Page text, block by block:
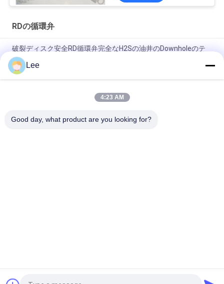
RDの循環弁
破裂ディスク安全RD循環弁完全なH2Sの油井のDownholeのテ
スト
破裂ディスクRD循環弁の合金鋼のドリル茎のテスト ツール
開いた穴の内部圧力は健康なテストのための循環弁を作動させ
Lee
4:23 AM
Good day, what product are you looking for?